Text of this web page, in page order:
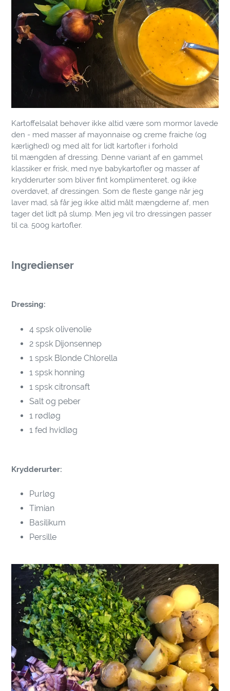
Kartoffelsalat behøver ikke altid være som mormor lavede
den - med masser af mayonnaise og creme fraiche (og
kærlighed) og med alt for lidt kartofler i forhold
til mængden af dressing. Denne variant af en gammel
klassiker er frisk, med nye babykartofler og masser af
krydderurter som bliver fint komplimenteret, og ikke
overdøvet, af dressingen. Som de fleste gange når jeg
laver mad, så får jeg ikke altid målt mængderne af, men
tager det lidt på slump. Men jeg vil tro dressingen passer
til ca. 500g kartofler.
Ingredienser
Dressing:
4 spsk olivenolie
2 spsk Dijonsennep
1 spsk Blonde Chlorella
1 spsk honning
1 spsk citronsaft
Salt og peber
1 rødløg
1 fed hvidløg
Krydderurter:
Purløg
Timian
Basilikum
Persille